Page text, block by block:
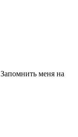
Запомнить меня на